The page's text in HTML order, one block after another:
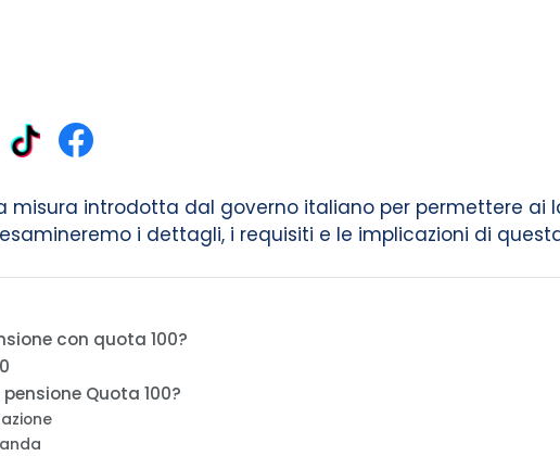
misura introdotta dal governo italiano per permettere ai
i dettagli, i requisiti e le implicazioni di
con quota 100?
Quota 100?